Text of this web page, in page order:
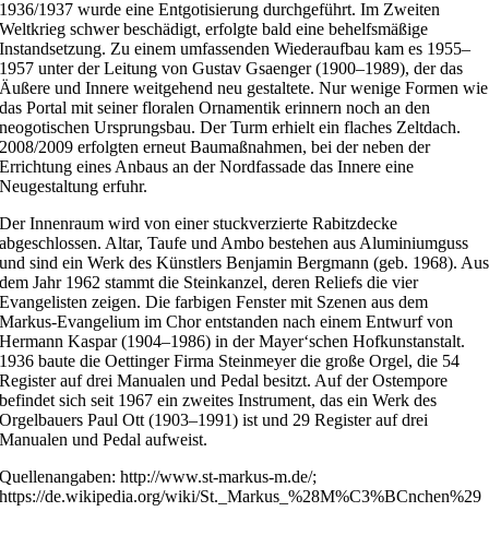
1936/1937 wurde eine Entgotisierung durchgeführt. Im Zweiten
Weltkrieg schwer beschädigt, erfolgte bald eine behelfsmäßige
Instandsetzung. Zu einem umfassenden Wiederaufbau kam es 1955–
1957 unter der Leitung von Gustav Gsaenger (1900–1989), der das
Äußere und Innere weitgehend neu gestaltete. Nur wenige Formen wie
das Portal mit seiner floralen Ornamentik erinnern noch an den
neogotischen Ursprungsbau. Der Turm erhielt ein flaches Zeltdach.
2008/2009 erfolgten erneut Baumaßnahmen, bei der neben der
Errichtung eines Anbaus an der Nordfassade das Innere eine
Neugestaltung erfuhr.
Der Innenraum wird von einer stuckverzierte Rabitzdecke
abgeschlossen. Altar, Taufe und Ambo bestehen aus Aluminiumguss
und sind ein Werk des Künstlers Benjamin Bergmann (geb. 1968). Aus
dem Jahr 1962 stammt die Steinkanzel, deren Reliefs die vier
Evangelisten zeigen. Die farbigen Fenster mit Szenen aus dem
Markus-Evangelium im Chor entstanden nach einem Entwurf von
Hermann Kaspar (1904–1986) in der Mayer‘schen Hofkunstanstalt.
1936 baute die Oettinger Firma Steinmeyer die große Orgel, die 54
Register auf drei Manualen und Pedal besitzt. Auf der Ostempore
befindet sich seit 1967 ein zweites Instrument, das ein Werk des
Orgelbauers Paul Ott (1903–1991) ist und 29 Register auf drei
Manualen und Pedal aufweist.
Quellenangaben: http://www.st-markus-m.de/;
https://de.wikipedia.org/wiki/St._Markus_%28M%C3%BCnchen%29